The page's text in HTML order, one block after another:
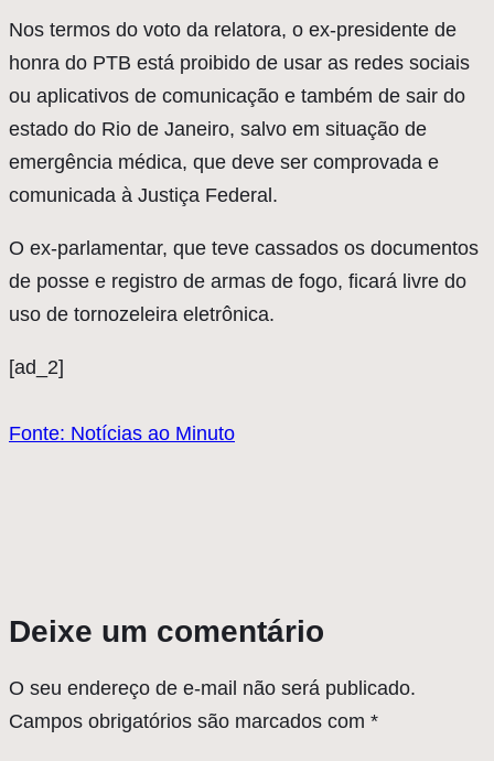
Nos termos do voto da relatora, o ex-presidente de
honra do PTB está proibido de usar as redes sociais
ou aplicativos de comunicação e também de sair do
estado do Rio de Janeiro, salvo em situação de
emergência médica, que deve ser comprovada e
comunicada à Justiça Federal.
O ex-parlamentar, que teve cassados os documentos
de posse e registro de armas de fogo, ficará livre do
uso de tornozeleira eletrônica.
[ad_2]
Fonte: Notícias ao Minuto
Deixe um comentário
O seu endereço de e-mail não será publicado.
Campos obrigatórios são marcados com *